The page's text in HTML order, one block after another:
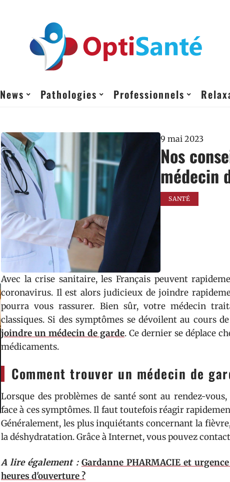
News Pathologies Professionnels
9 mai 2023
Nos
médecin
SANTÉ
Avec la crise sanitaire, les Français peuvent
coronavirus. Il est alors judicieux de joindre
pourra vous rassurer. Bien sûr, votre médecin
classiques. Si des symptômes se dévoilent au cours
joindre un médecin de garde. Ce dernier se déplace
médicaments.
Comment trouver un médecin de
Lorsque des problèmes de santé sont au rendez-
face à ces symptômes. Il faut toutefois réagir
Généralement, les plus inquiétants concernant la
la déshydratation. Grâce à Internet, vous pouvez
A lire également : Gardanne PHARMACIE et
heures d'ouverture ?